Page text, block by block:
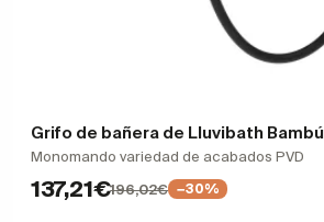
Grifo de bañera de Lluvibath Bambú
Monomando variedad de acabados PVD
137,21€196,02€ −30%